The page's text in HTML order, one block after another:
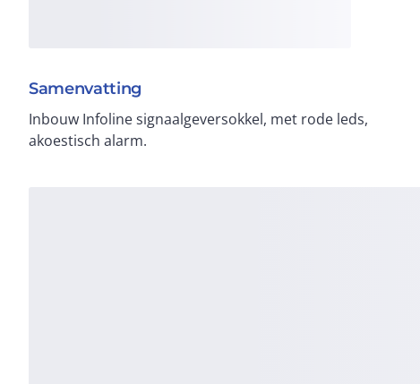
Samenvatting
Inbouw Infoline signaalgeversokkel, met rode leds,
akoestisch alarm.